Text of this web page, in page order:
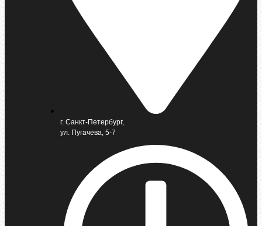
г. Санкт-Петербург,
ул. Пугачева, 5-7